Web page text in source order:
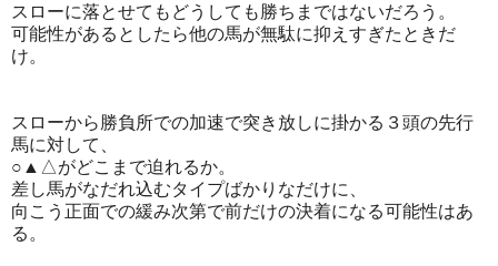
スローに落とせてもどうしても勝ちまではないだろう。
可能性があるとしたら他の馬が無駄に抑えすぎたときだ
け。
スローから勝負所での加速で突き放しに掛かる３頭の先行
馬に対して、
○▲△がどこまで迫れるか。
差し馬がなだれ込むタイプばかりなだけに、
向こう正面での緩み次第で前だけの決着になる可能性はあ
る。